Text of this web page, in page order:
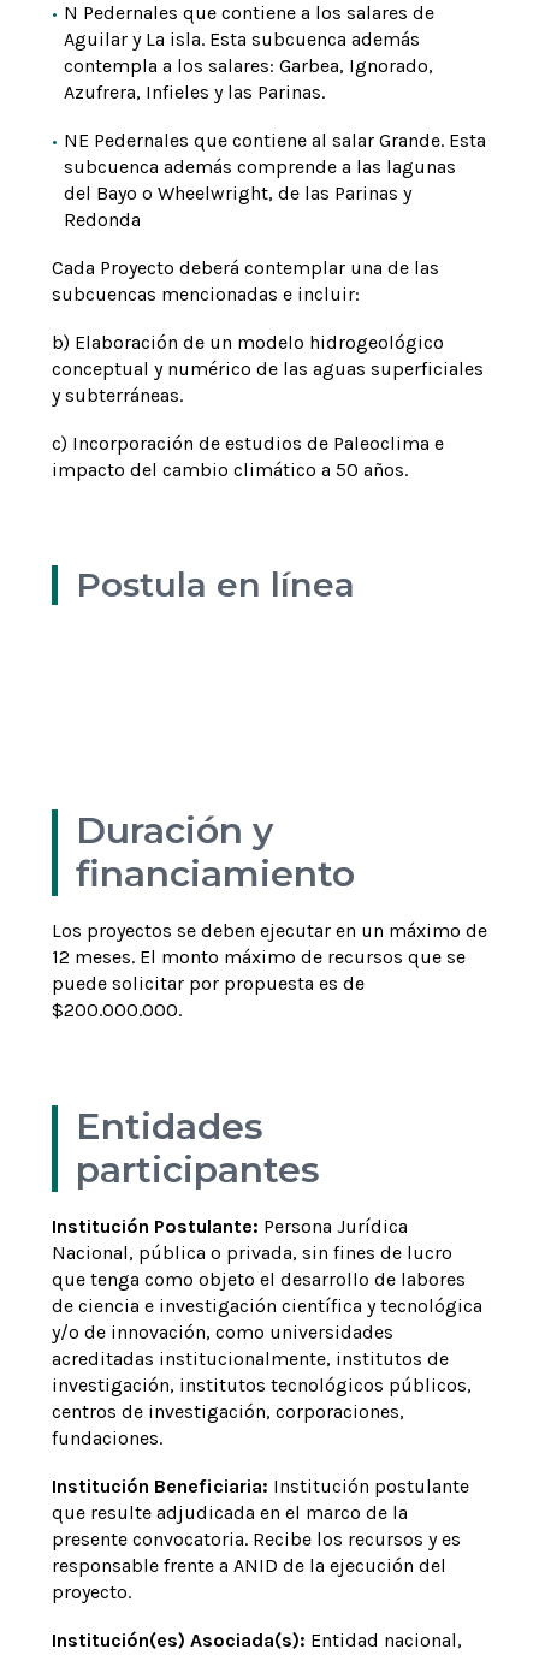
N Pedernales que contiene a los salares de
Aguilar y La isla. Esta subcuenca además
contempla a los salares: Garbea, Ignorado,
Azufrera, Infieles y las Parinas.
NE Pedernales que contiene al salar Grande. Esta
subcuenca además comprende a las lagunas
del Bayo o Wheelwright, de las Parinas y
Redonda
Cada Proyecto deberá contemplar una de las
subcuencas mencionadas e incluir:
b) Elaboración de un modelo hidrogeológico
conceptual y numérico de las aguas superficiales
y subterráneas.
c) Incorporación de estudios de Paleoclima e
impacto del cambio climático a 50 años.
Postula en línea
Enlace del concurso
Duración y
financiamiento
Los proyectos se deben ejecutar en un máximo de
12 meses. El monto máximo de recursos que se
puede solicitar por propuesta es de
$200.000.000.
Entidades
participantes
Institución Postulante: Persona Jurídica
Nacional, pública o privada, sin fines de lucro
que tenga como objeto el desarrollo de labores
de ciencia e investigación científica y tecnológica
y/o de innovación, como universidades
acreditadas institucionalmente, institutos de
investigación, institutos tecnológicos públicos,
centros de investigación, corporaciones,
fundaciones.
Institución Beneficiaria: Institución postulante
que resulte adjudicada en el marco de la
presente convocatoria. Recibe los recursos y es
responsable frente a ANID de la ejecución del
proyecto.
Institución(es) Asociada(s): Entidad nacional,